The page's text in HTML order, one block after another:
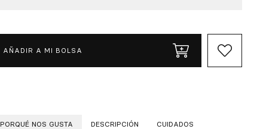
AÑADIR A MI BOLSA
PORQUÉ NOS GUSTA DESCRIPCIÓN CUIDADOS